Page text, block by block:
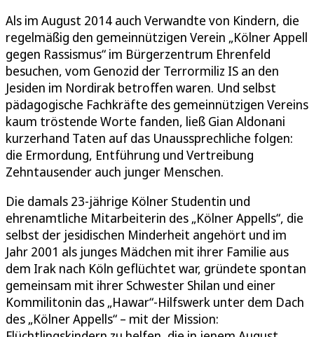
Als im August 2014 auch Verwandte von Kindern, die
regelmäßig den gemeinnützigen Verein „Kölner Appell
gegen Rassismus“ im Bürgerzentrum Ehrenfeld
besuchen, vom Genozid der Terrormiliz IS an den
Jesiden im Nordirak betroffen waren. Und selbst
pädagogische Fachkräfte des gemeinnützigen Vereins
kaum tröstende Worte fanden, ließ Gian Aldonani
kurzerhand Taten auf das Unaussprechliche folgen:
die Ermordung, Entführung und Vertreibung
Zehntausender auch junger Menschen.
Die damals 23-jährige Kölner Studentin und
ehrenamtliche Mitarbeiterin des „Kölner Appells“, die
selbst der jesidischen Minderheit angehört und im
Jahr 2001 als junges Mädchen mit ihrer Familie aus
dem Irak nach Köln geflüchtet war, gründete spontan
gemeinsam mit ihrer Schwester Shilan und einer
Kommilitonin das „Hawar“-Hilfswerk unter dem Dach
des „Kölner Appells“ – mit der Mission: